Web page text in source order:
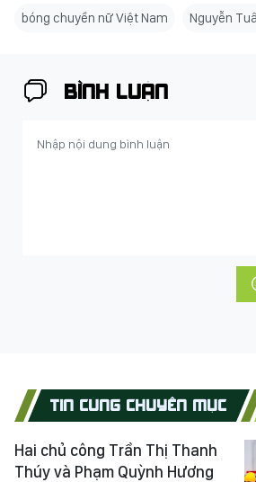
bóng chuyền nữ Việt Nam Nguyễn
BÌNH LUẬN
TIN CÙNG CHUYÊN MỤC
Hai chủ công Trần Thị Thanh
Thúy và Phạm Quỳnh Hương